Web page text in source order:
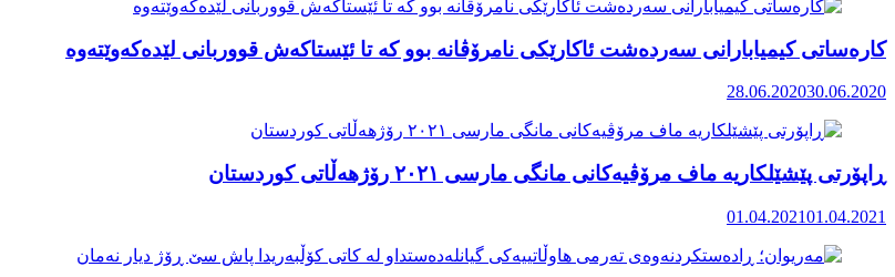
کارەساتی کیمیابارانی سەردەشت ئاکارێکی نامرۆڤانە بوو کە تا ئێستاکەش قووربانی لێدەکەوێتەوە
28.06.202030.06.2020
ڕاپۆرتی پێشێلکاریە ماف مرۆڤیەکانی مانگی مارسی ٢٠٢١ رۆژهەڵاتی کوردستان
01.04.202101.04.2021